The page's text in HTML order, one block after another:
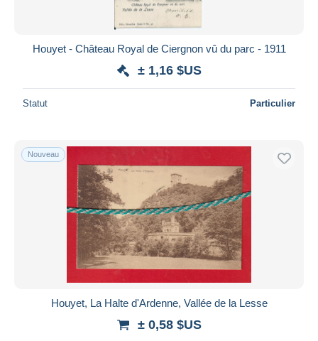
Houyet - Château Royal de Ciergnon vû du parc - 1911
± 1,16 $US
Statut Particulier
Nouveau
Houyet, La Halte d'Ardenne, Vallée de la Lesse
± 0,58 $US